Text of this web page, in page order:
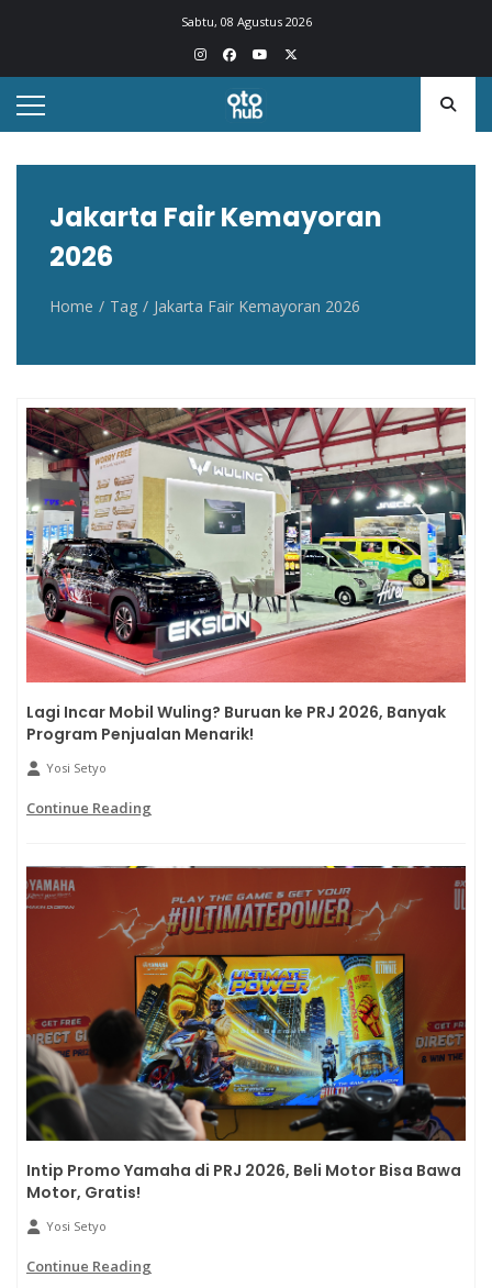
Sabtu, 08 Agustus 2026
Otohub.co
Portal berita otomotif Indonesia terkini
Jakarta Fair Kemayoran
2026
Home Tag Jakarta Fair Kemayoran 2026
Lagi Incar Mobil Wuling? Buruan ke PRJ 2026, Banyak
Program Penjualan Menarik!
Yosi Setyo
Continue Reading
Intip Promo Yamaha di PRJ 2026, Beli Motor Bisa Bawa
Motor, Gratis!
Yosi Setyo
Continue Reading